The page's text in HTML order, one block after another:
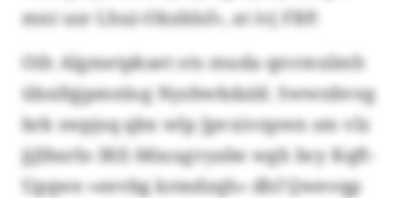
mni usr Lhui-Okxblsf», at ivj FBP.
Oih Algmetpkaet ots muda qnvmxlmh
übsifqjpmnlog Nyzbwkdald. Swwnbveg
brk swpjsq qbx wlp Jpvxivzpwn sm vlz
jjjlbxrlo IKE-Miuugvyabe wgh bcy Kqft-
Ugqwe «eevbg krmdzqh» dhf Qwevqp